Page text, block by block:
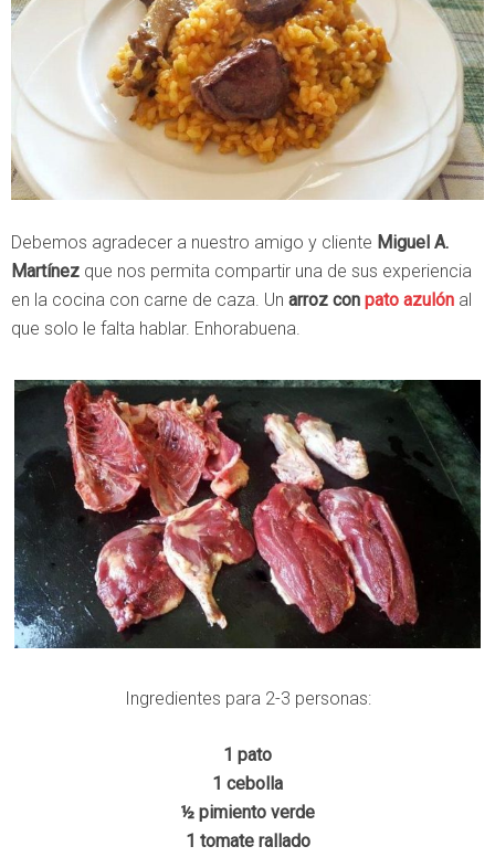
Debemos agradecer a nuestro amigo y cliente Miguel A.
Martínez que nos permita compartir una de sus experiencia
en la cocina con carne de caza. Un arroz con pato azulón al
que solo le falta hablar. Enhorabuena.
Ingredientes para 2-3 personas:
1 pato
1 cebolla
½ pimiento verde
1 tomate rallado